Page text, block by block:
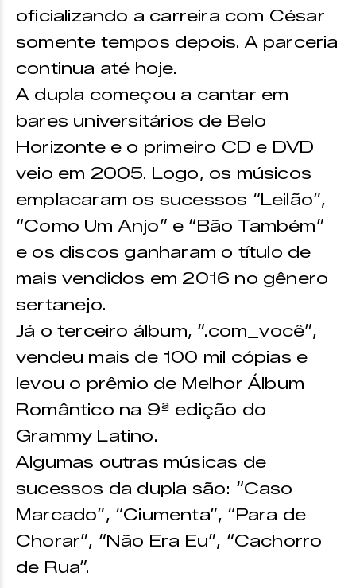
oficializando a carreira com César
somente tempos depois. A parceria
continua até hoje.
A dupla começou a cantar em
bares universitários de Belo
Horizonte e o primeiro CD e DVD
veio em 2005. Logo, os músicos
emplacaram os sucessos “Leilão”,
“Como Um Anjo” e “Bão Também”
e os discos ganharam o título de
mais vendidos em 2016 no gênero
sertanejo.
Já o terceiro álbum, “.com_você”,
vendeu mais de 100 mil cópias e
levou o prêmio de Melhor Álbum
Romântico na 9ª edição do
Grammy Latino.
Algumas outras músicas de
sucessos da dupla são: “Caso
Marcado”, “Ciumenta”, “Para de
Chorar”, “Não Era Eu”, “Cachorro
de Rua”.